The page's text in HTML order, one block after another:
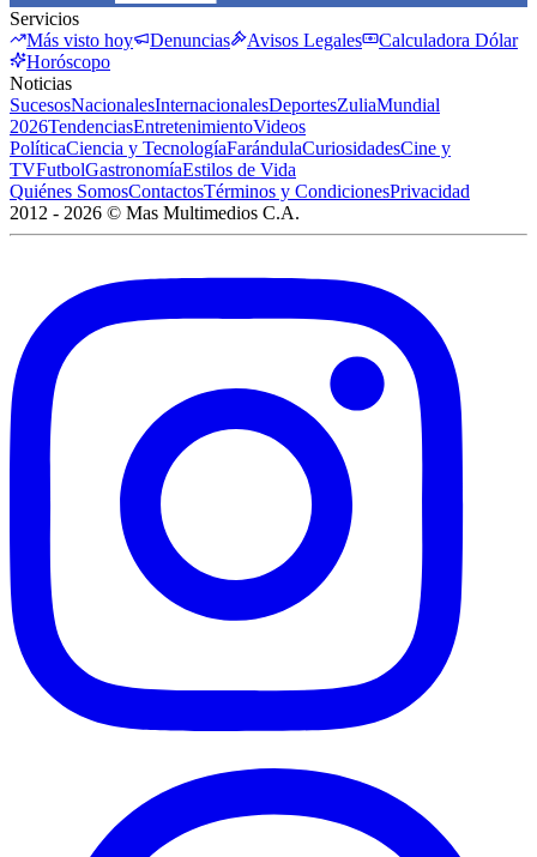
Servicios
Más visto hoy
Denuncias Avisos Legales
Calculadora Dólar
Horóscopo
Noticias
SucesosNacionalesInternacionalesDeportesZuliaMundial
2026TendenciasEntretenimientoVideos
PolíticaCiencia y TecnologíaFarándulaCuriosidadesCine y
TVFutbolGastronomíaEstilos de Vida
Quiénes SomosContactosTérminos y CondicionesPrivacidad
2012 - 2026 © Mas Multimedios C.A.